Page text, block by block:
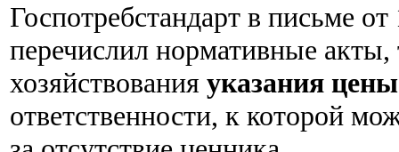
Госпотребстандарт в письме
перечислил нормативные
хозяйствования указания
ответственности, к которой